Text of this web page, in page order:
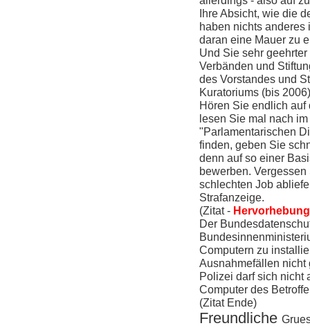
Ihre Absicht, wie die
haben nichts anderes
daran eine Mauer zu
Und Sie sehr
Verbänden und
des Vorstandes und
Kuratoriums (bis
Hören Sie endlich
lesen Sie mal nach
"Parlamentarischen
finden, geben Sie
denn auf so einer
bewerben.
schlechtenJob
Strafanzeige.
(Zitat - Hervorhebung
Der
Computern zu
Ausnahmefällen nicht
Polizei darf sich nicht
Computer des
(Zitat Ende)
Freundliche